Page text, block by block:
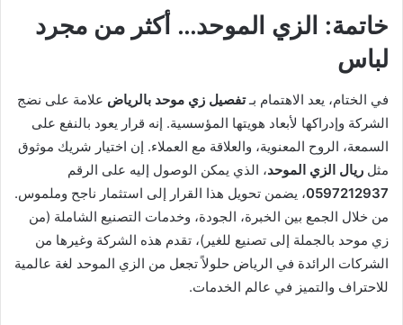
خاتمة: الزي الموحد… أكثر من مجرد
لباس
في الختام، يعد الاهتمام بـتفصيل زي موحد بالرياض علامة على نضج
الشركة وإدراكها لأبعاد هويتها المؤسسية. إنه قرار يعود بالنفع على
السمعة، الروح المعنوية، والعلاقة مع العملاء. إن اختيار شريك موثوق
مثل ريال الزي الموحد، الذي يمكن الوصول إليه على الرقم
0597212937، يضمن تحويل هذا القرار إلى استثمار ناجح وملموس.
من خلال الجمع بين الخبرة، الجودة، وخدمات التصنيع الشاملة (من
زي موحد بالجملة إلى تصنيع للغير)، تقدم هذه الشركة وغيرها من
الشركات الرائدة في الرياض حلولاً تجعل من الزي الموحد لغة عالمية
للاحتراف والتميز في عالم الخدمات.